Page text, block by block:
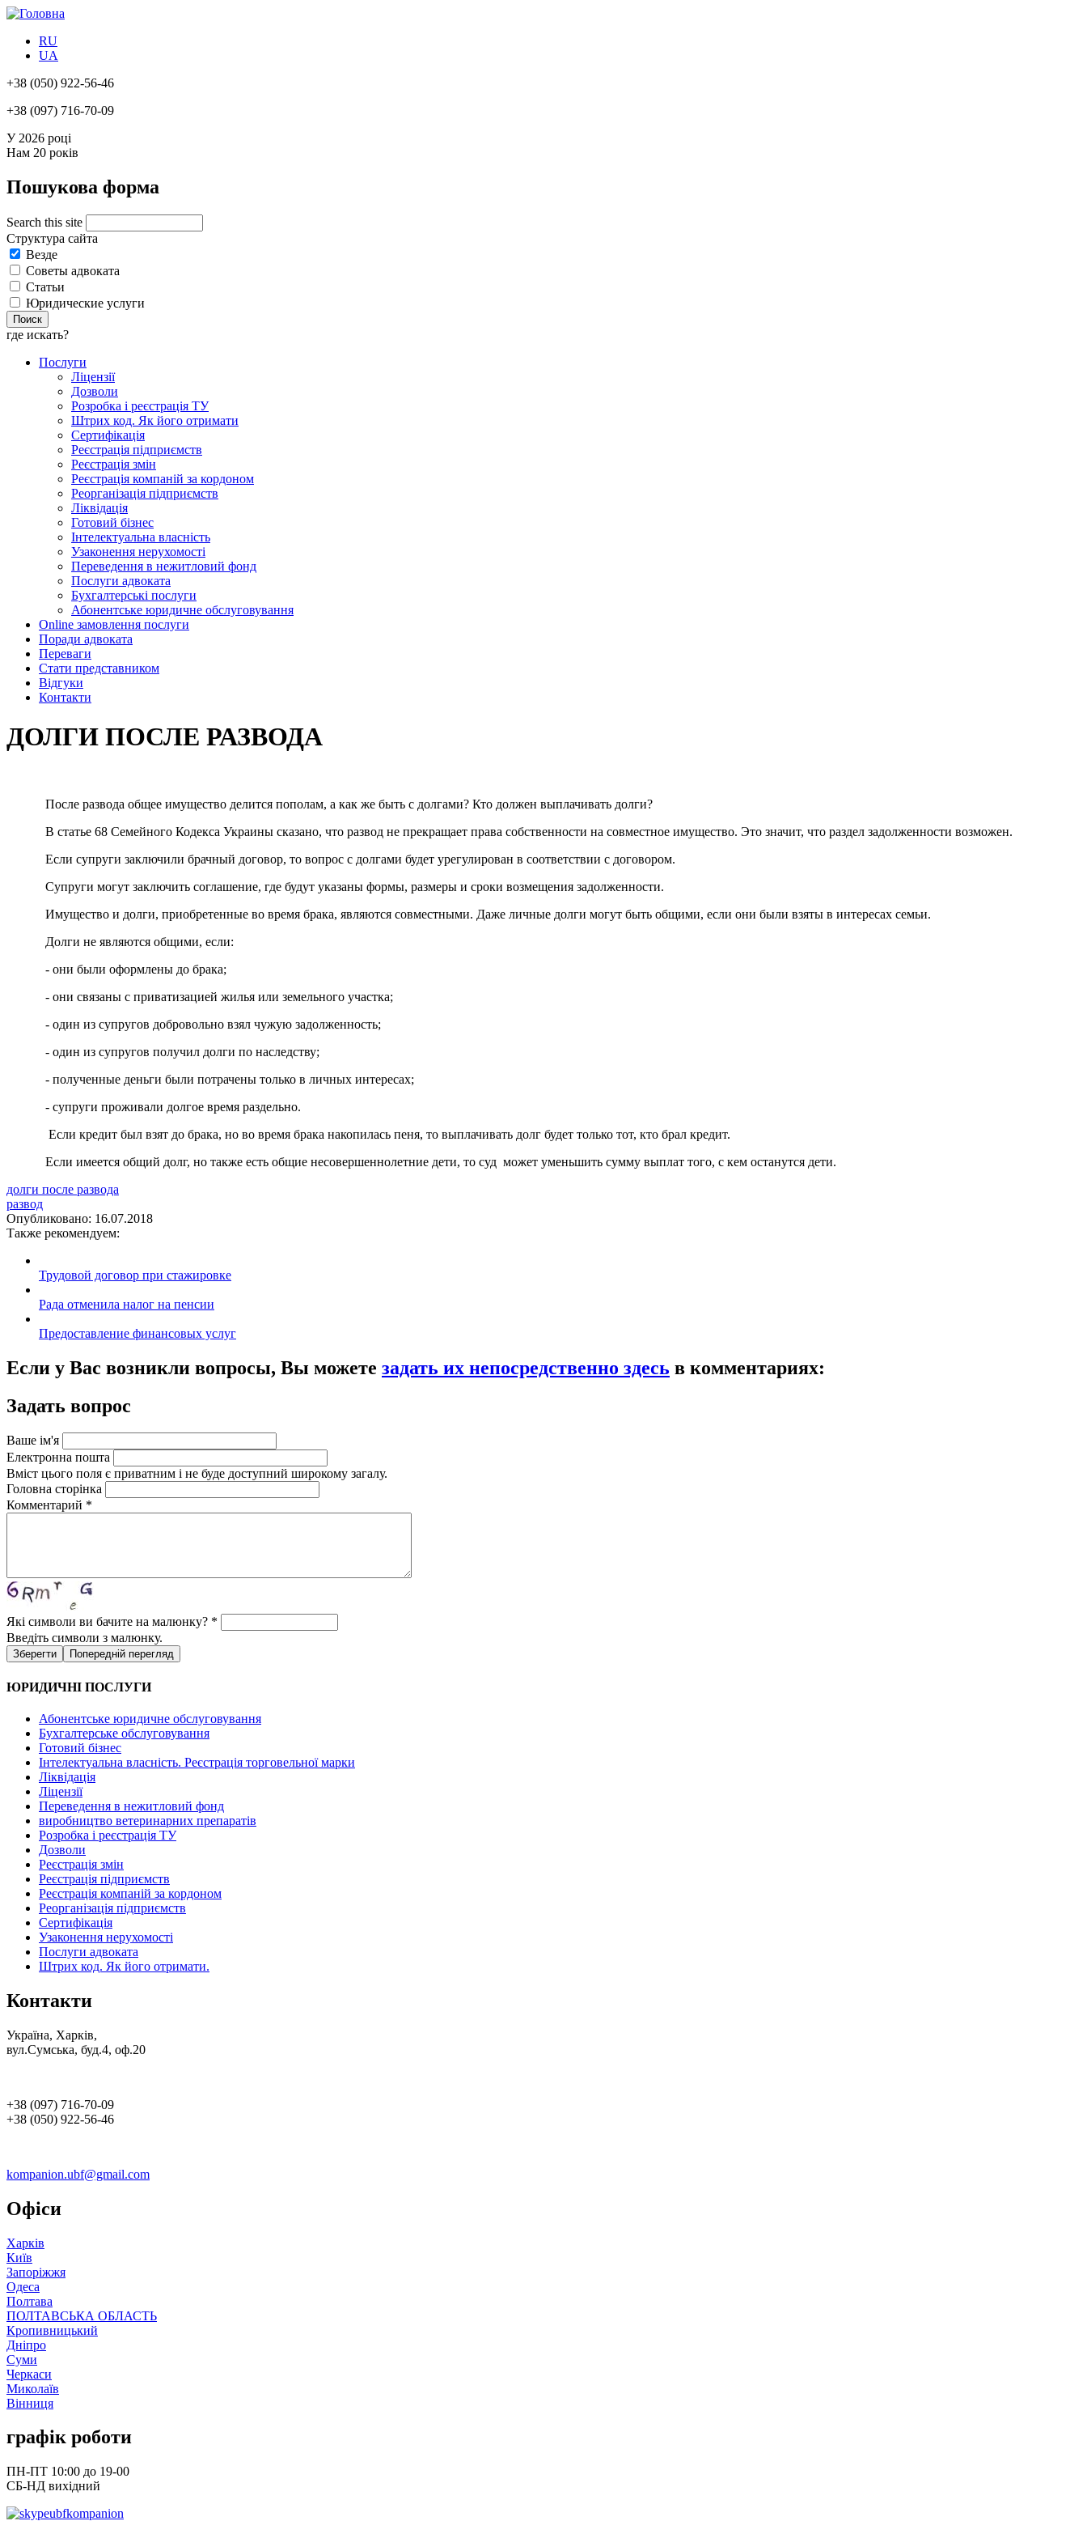
RU
UA
+38 (050) 922-56-46
+38 (097) 716-70-09
У 2026 році
Нам 20 років
Пошукова форма
Search this site
Структура сайта
Везде
Советы адвоката
Статьи
Юридические услуги
где искать?
Послуги
Ліцензії
Дозволи
Розробка і реєстрація ТУ
Штрих код. Як його отримати
Сертифікація
Реєстрація підприємств
Реєстрація змін
Реєстрація компаній за кордоном
Реорганізація підприємств
Ліквідація
Готовий бізнес
Інтелектуальна власність
Узаконення нерухомості
Переведення в нежитловий фонд
Послуги адвоката
Бухгалтерські послуги
Абонентське юридичне обслуговування
Online замовлення послуги
Поради адвоката
Переваги
Стати представником
Відгуки
Контакти
ДОЛГИ ПОСЛЕ РАЗВОДА
После развода общее имущество делится пополам, а как же быть с долгами? Кто должен выплачивать долги?
В статье 68 Семейного Кодекса Украины сказано, что развод не прекращает права собственности на совместное имущество. Это значит, что раздел задолженности возможен.
Если супруги заключили брачный договор, то вопрос с долгами будет урегулирован в соответствии с договором.
Супруги могут заключить соглашение, где будут указаны формы, размеры и сроки возмещения задолженности.
Имущество и долги, приобретенные во время брака, являются совместными. Даже личные долги могут быть общими, если они были взяты в интересах семьи.
Долги не являются общими, если:
- они были оформлены до брака;
- они связаны с приватизацией жилья или земельного участка;
- один из супругов добровольно взял чужую задолженность;
- один из супругов получил долги по наследству;
- полученные деньги были потрачены только в личных интересах;
- супруги проживали долгое время раздельно.
Если кредит был взят до брака, но во время брака накопилась пеня, то выплачивать долг будет только тот, кто брал кредит.
Если имеется общий долг, но также есть общие несовершеннолетние дети, то суд может уменьшить сумму выплат того, с кем останутся дети.
долги после развода
развод
Опубликовано: 16.07.2018
Также рекомендуем:
Трудовой договор при стажировке
Рада отменила налог на пенсии
Предоставление финансовых услуг
Если у Вас возникли вопросы, Вы можете задать их непосредственно здесь в комментариях:
Задать вопрос
Ваше ім'я
Електронна пошта
Вміст цього поля є приватним і не буде доступний широкому загалу.
Головна сторінка
Комментарий *
Які символи ви бачите на малюнку? *
Введіть символи з малюнку.
ЮРИДИЧНІ ПОСЛУГИ
Абонентське юридичне обслуговування
Бухгалтерське обслуговування
Готовий бізнес
Інтелектуальна власність. Реєстрація торговельної марки
Ліквідація
Ліцензії
Переведення в нежитловий фонд
виробництво ветеринарних препаратів
Розробка і реєстрація ТУ
Дозволи
Реєстрація змін
Реєстрація підприємств
Реєстрація компаній за кордоном
Реорганізація підприємств
Сертифікація
Узаконення нерухомості
Послуги адвоката
Штрих код. Як його отримати.
Контакти
Україна, Харків,
вул.Сумська, буд.4, оф.20
+38 (097) 716-70-09
+38 (050) 922-56-46
kompanion.ubf@gmail.com
Офіси
Харків
Київ
Запоріжжя
Одеса
Полтава
ПОЛТАВСЬКА ОБЛАСТЬ
Кропивницький
Дніпро
Суми
Черкаси
Миколаїв
Вінниця
графік роботи
ПН-ПТ 10:00 до 19-00
СБ-НД вихідний
ubfkompanion